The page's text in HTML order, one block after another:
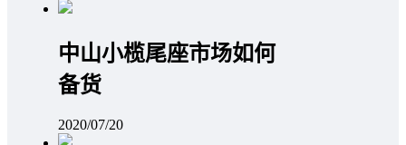
中山小榄尾座市场如何
备货
2020/07/20